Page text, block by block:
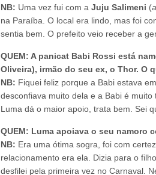
NB: Uma vez fui com a Juju Salimeni (
na Paraíba. O local era lindo, mas foi
sentia bem. O prefeito veio receber a
QUEM: A panicat Babi Rossi está
Oliveira), irmão do seu ex, o Thor. O
NB: Fiquei feliz porque a Babi estava
desconfiava muito dela e a Babi é
Luma dá o maior apoio, trata bem. Sei
QUEM: Luma apoiava o seu namoro
NB: Era uma ótima sogra, foi com
relacionamento era ela. Dizia para o
desfilei pela primeira vez no Carnaval.